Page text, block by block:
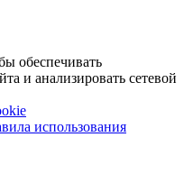
обеспечивать
и анализировать сетевой
использования